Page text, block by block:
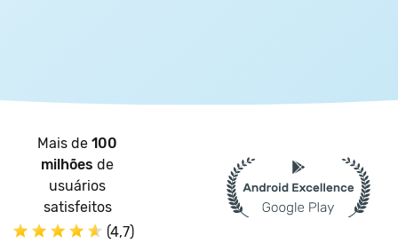
Mais de 100
milhões de
usuários
satisfeitos
(4,7)